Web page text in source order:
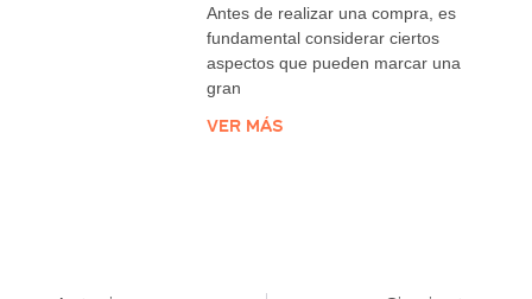
Antes de realizar una compra, es
fundamental considerar ciertos
aspectos que pueden marcar una
gran
Ver más